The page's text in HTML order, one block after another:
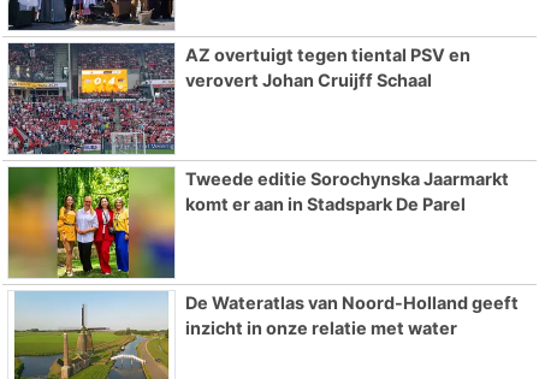
AZ overtuigt tegen tiental PSV en
verovert Johan Cruijff Schaal
Tweede editie Sorochynska Jaarmarkt
komt er aan in Stadspark De Parel
De Wateratlas van Noord-Holland geeft
inzicht in onze relatie met water